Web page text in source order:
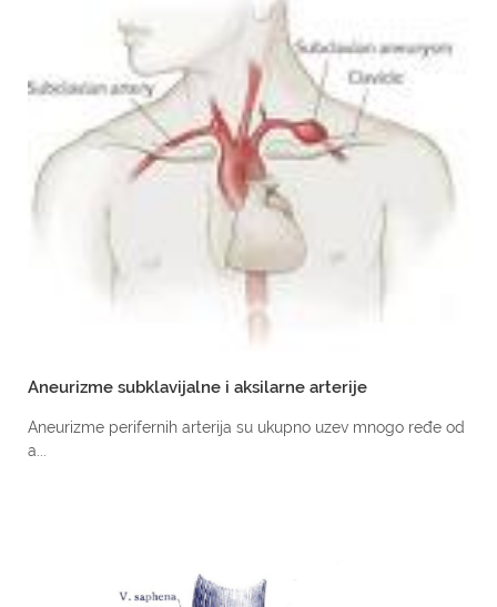
Aneurizme subklavijalne i aksilarne arterije
Aneurizme perifernih arterija su ukupno uzev mnogo ređe od
a...